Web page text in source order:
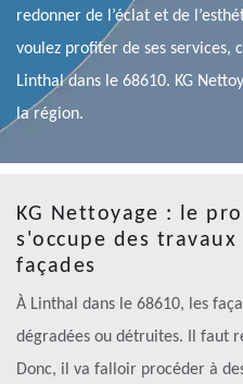
redonner de l’éclat et de
voulez profiter de ses services,
Linthal dans le 68610. KG
la région.
KG Nettoyage : le
s'occupe des
façades
À Linthal dans le 68610, les
dégradées ou détruites. Il faut
Donc, il va falloir procéder à